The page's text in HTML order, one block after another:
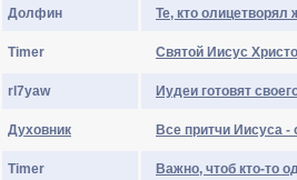
Долфин Те, кто
Timer Святой Иисус
rl7yaw Иудеи готовят
Духовник Все притчи Иисуса -
Timer Важно, чтоб кто-то